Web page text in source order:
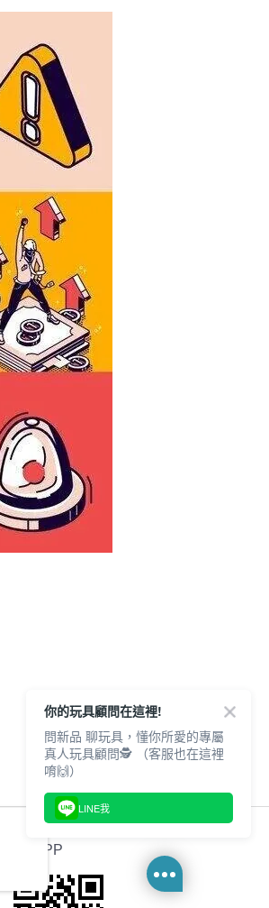
官方APP
你的玩具顧問在這裡!
問新品 聊玩具，懂你所愛的專屬
真人玩具顧問🕵️ （客服也在這裡
唷🙌）
LINE我